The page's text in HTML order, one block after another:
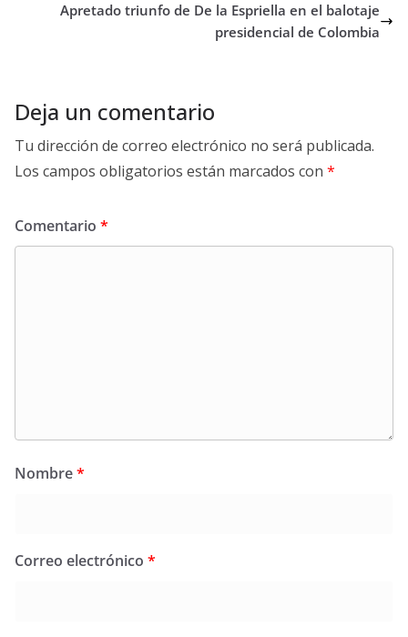
Apretado triunfo de De la Espriella en el balotaje
presidencial de Colombia
Deja un comentario
Tu dirección de correo electrónico no será publicada.
Los campos obligatorios están marcados con *
Comentario *
Nombre*
Correo electrónico *